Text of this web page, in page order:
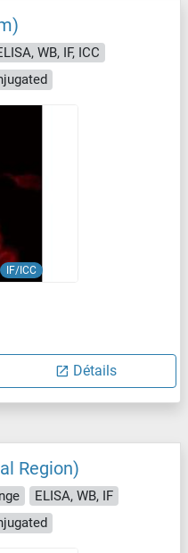
WB, IF, ICC
IF/ICC
Détails
Region)
ELISA, WB, IF